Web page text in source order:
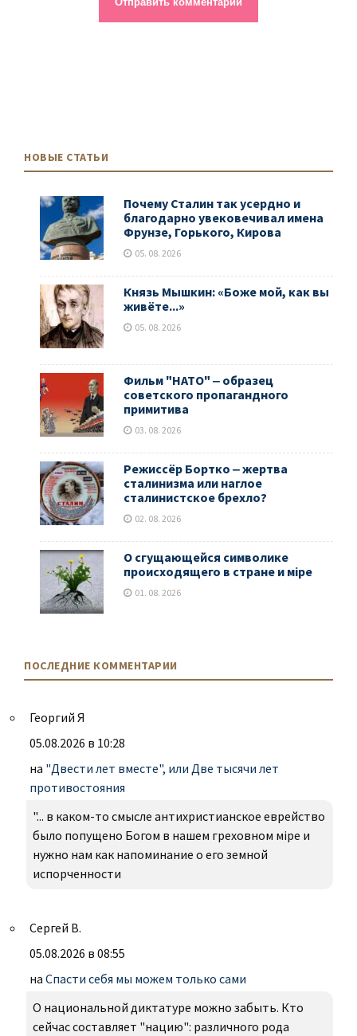
НОВЫЕ СТАТЬИ
Почему Сталин так усердно и
благодарно увековечивал имена
Фрунзе, Горького, Кирова
05. 08. 2026
Князь Мышкин: «Боже мой, как вы
живёте...»
05. 08. 2026
Фильм "НАТО" ‒ образец
советского пропагандного
примитива
03. 08. 2026
Режиссёр Бортко ‒ жертва
сталинизма или наглое
сталинистское брехло?
02. 08. 2026
О сгущающейся символике
происходящего в стране и мiре
01. 08. 2026
ПОСЛЕДНИЕ КОММЕНТАРИИ
Георгий Я
05.08.2026 в 10:28
на "Двести лет вместе", или Две тысячи лет
противостояния
"... в каком-то смысле антихристианское еврейство
было попущено Богом в нашем греховном міре и
нужно нам как напоминание о его земной
испорченности
Сергей В.
05.08.2026 в 08:55
на Спасти себя мы можем только сами
О национальной диктатуре можно забыть. Кто
сейчас составляет "нацию": различного рода